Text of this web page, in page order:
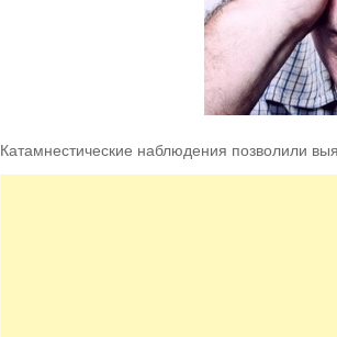
Катамнестические наблюдения позволили